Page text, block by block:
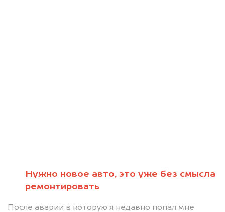
Нужно новое авто, это уже без смысла
ремонтировать
После аварии в которую я недавно попал мне
Мы консультируем